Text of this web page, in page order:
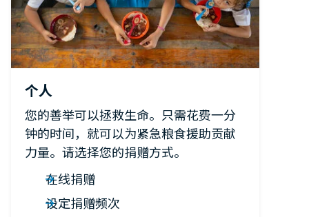
个人
您的善举可以拯救生命。只需花费一分
钟的时间，就可以为紧急粮食援助贡献
力量。请选择您的捐赠方式。
在线捐赠
设定捐赠频次